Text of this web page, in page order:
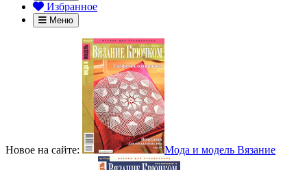
Избранное
Меню
Новое на сайте: Мода и модель Вязание